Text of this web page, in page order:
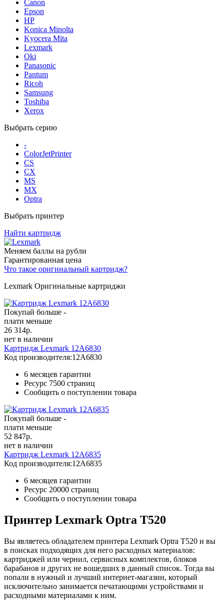
Canon
Epson
HP
Konica Minolta
Kyocera Mita
Lexmark
Oki
Panasonic
Pantum
Ricoh
Samsung
Toshiba
Xerox
Выбрать серию
-
ColorJetPrinter
CS
CX
MS
MX
Optra
Выбрать принтер
Найти картридж
Меняем баллы на рубли
Гарантированная цена
Что такое оригинальный картридж?
Lexmark Оригинальные картриджи
Покупай больше -
плати меньше
26 314р.
нет в наличии
Картридж Lexmark 12A6830
Код производителя:12A6830
6 месяцев гарантии
Ресурс 7500 страниц
Сообщить о поступлении товара
Покупай больше -
плати меньше
52 847р.
нет в наличии
Картридж Lexmark 12A6835
Код производителя:12A6835
6 месяцев гарантии
Ресурс 20000 страниц
Сообщить о поступлении товара
Принтер Lexmark Optra T520
Вы являетесь обладателем принтера Lexmark Optra T520 и вы
в поисках подходящих для него расходных материалов:
картриджей или чернил, сервисных комплектов, блоков
барабанов и других не вошедших в данный список. Тогда вы
попали в нужный и лучший интернет-магазин, который
исключительно занимается печатающими устройствами и
расходными материалами к ним.